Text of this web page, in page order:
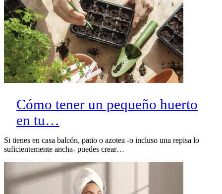
Cómo tener un pequeño huerto
en tu…
Si tienes en casa balcón, patio o azotea -o incluso una repisa lo
suficientemente ancha- puedes crear…